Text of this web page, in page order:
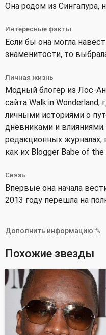
Она родом из Сингапура,
Интересные факты
Если бы она могла
знаменитости, то
Личная жизнь
Модный блогер из Лос-
сайта Walk in
личными историями о
дневниками и
редакционных журналах,
как их Blogger Babe of
Связь
Впервые она начала
2013 году перешла на
Дополнить информацию ✎
Похожие звезды